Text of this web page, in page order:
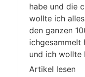
habe und die
wollte ich
den ganzen
ichgesammelt
und ich wollte
Artikel lesen